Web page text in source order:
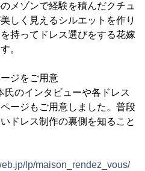
メゾンで経験を積んだクチュ
しく見えるシルエットを作り
持ってドレス選びをする花嫁
。
ジをご用意
のインタビューや各ドレス
ージもご用意しました。普段
ドレス制作の裏側を知ること
lp/maison_rendez_vous/